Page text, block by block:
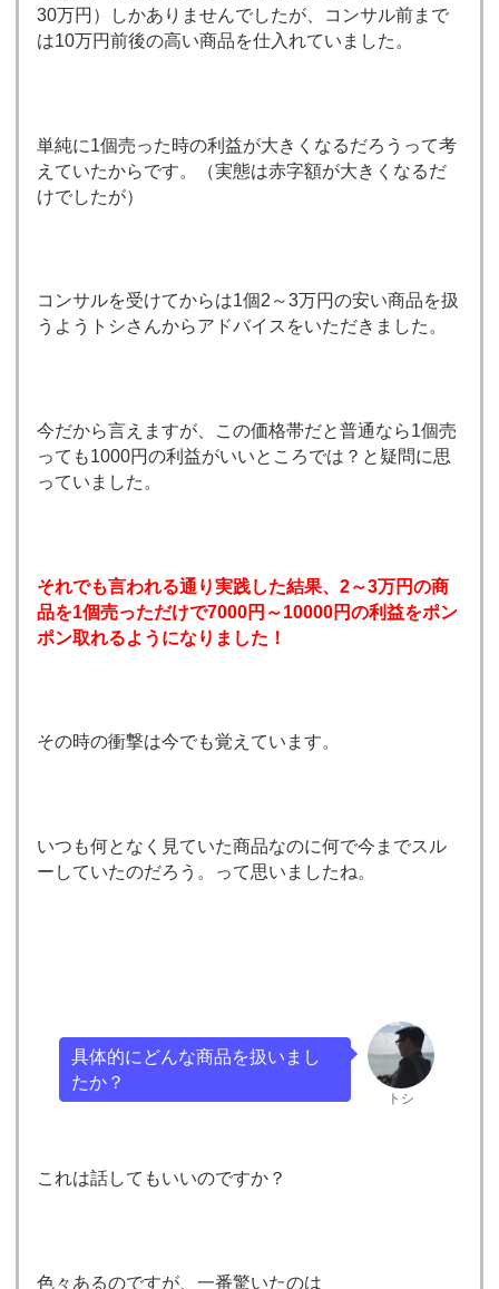
30万円）しかありませんでしたが、コンサル前まで
は10万円前後の高い商品を仕入れていました。
単純に1個売った時の利益が大きくなるだろうって考
えていたからです。（実態は赤字額が大きくなるだ
けでしたが）
コンサルを受けてからは1個2～3万円の安い商品を扱
うようトシさんからアドバイスをいただきました。
今だから言えますが、この価格帯だと普通なら1個売
っても1000円の利益がいいところでは？と疑問に思
っていました。
それでも言われる通り実践した結果、2～3万円の商
品を1個売っただけで7000円～10000円の利益をポン
ポン取れるようになりました！
その時の衝撃は今でも覚えています。
いつも何となく見ていた商品なのに何で今までスル
ーしていたのだろう。って思いましたね。
トシ
具体的にどんな商品を扱いまし
たか？
これは話してもいいのですか？
色々あるのですが、一番驚いたのは